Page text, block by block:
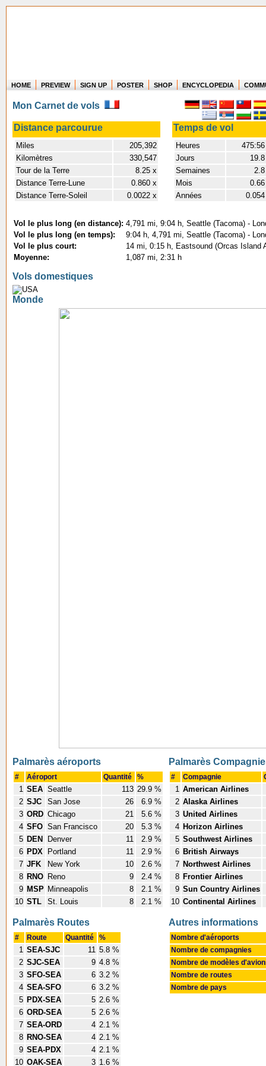
Where in the world have you flown?
How long have you been in the air?
Create your own FlightMemory and see!
HOME PREVIEW SIGN UP POSTER SHOP ENCYCLOPEDIA
Mon Carnet de vols
Distance parcourue Temps de vol
Miles
205,392
Kilomètres
330,547
Tour de la Terre
8.25 x
Distance Terre-Lune
0.860 x
Distance Terre-Soleil
0.0022 x
Heures
475:56
Jours
19.8
Semaines
2.8
Mois
0.66
Années
0.054
Vol le plus long (en distance): 4,791 mi, 9:04 h, Seattle (Tacoma) -
Vol le plus long (en temps):
9:04 h, 4,791 mi, Seattle (Tacoma) -
Vol le plus court:
14 mi, 0:15 h, Eastsound (Orcas Island
Moyenne:
1,087 mi, 2:31 h
Vols domestiques
Monde
Palmarès aéroports
# Aéroport Quantité %
1 SEA Seattle 113 29.9 %
2 SJC San Jose 26
6.9 %
3 ORD Chicago 21
5.6 %
4 SFO San Francisco 20
5.3 %
5 DEN Denver 11
2.9 %
6 PDX Portland 11
2.9 %
7 JFK New York 10
2.6 %
8 RNO Reno 9
2.4 %
9 MSP Minneapolis 8
2.1 %
10 STL St. Louis 8 2.1 %
Palmarès
# Compagnie
1 American Airlines
2 Alaska Airlines
3 United Airlines
4 Horizon Airlines
5 Southwest Airlines
6 British Airways
7 Northwest Airlines
8 Frontier Airlines
9 Sun Country Airlines
10 Continental Airlines
Palmarès Routes
# Route Quantité %
1 SEA-SJC 11 5.8 %
2 SJC-SEA 9 4.8 %
3 SFO-SEA 6 3.2 %
4 SEA-SFO 6 3.2 %
5 PDX-SEA 5 2.6 %
6 ORD-SEA 5 2.6 %
7 SEA-ORD 4 2.1 %
8 RNO-SEA 4 2.1 %
9 SEA-PDX 4 2.1 %
10 OAK-SEA 3 1.6 %
Autres informations
Nombre d'aéroports
Nombre de compagnies
Nombre de modèles
Nombre de routes
Nombre de pays